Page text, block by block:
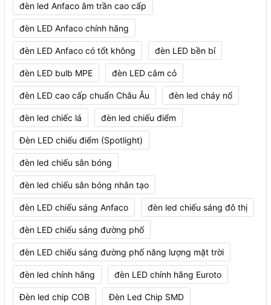
đèn led Anfaco âm trần cao cấp
đèn LED Anfaco chính hãng
đèn LED Anfaco có tốt không đèn LED bền bỉ
đèn LED bulb MPE đèn LED cắm cỏ
đèn LED cao cấp chuẩn Châu Âu đèn led cháy nổ
đèn led chiếc lá đèn led chiếu điểm
Đèn LED chiếu điểm (Spotlight)
đèn led chiếu sân bóng
đèn led chiếu sân bóng nhân tạo
đèn LED chiếu sáng Anfaco đèn led chiếu sáng đô thị
đèn LED chiếu sáng đường phố
đèn LED chiếu sáng đường phố năng lượng mặt trời
đèn led chính hãng đèn LED chính hãng Euroto
Đèn led chip COB Đèn Led Chip SMD